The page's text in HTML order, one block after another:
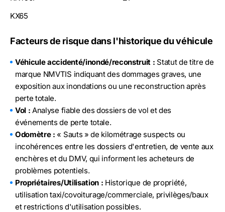
KX65
Facteurs de risque dans l'historique du véhicule
Véhicule accidenté/inondé/reconstruit : Statut de titre de
marque NMVTIS indiquant des dommages graves, une
exposition aux inondations ou une reconstruction après
perte totale.
Vol : Analyse fiable des dossiers de vol et des
événements de perte totale.
Odomètre : « Sauts » de kilométrage suspects ou
incohérences entre les dossiers d'entretien, de vente aux
enchères et du DMV, qui informent les acheteurs de
problèmes potentiels.
Propriétaires/Utilisation : Historique de propriété,
utilisation taxi/covoiturage/commerciale, privilèges/baux
et restrictions d'utilisation possibles.